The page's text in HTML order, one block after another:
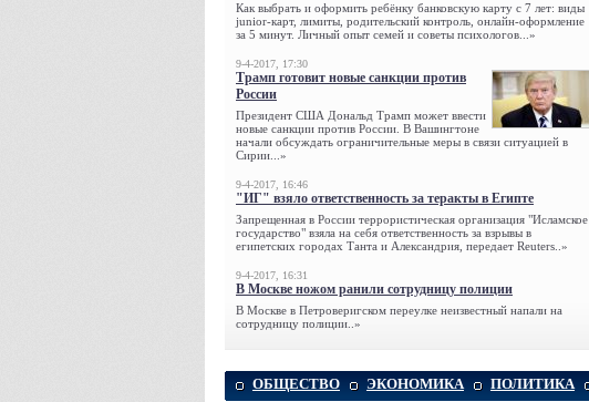
Как выбрать и оформить ребёнку банковскую карту с 7 лет: виды
junior-карт, лимиты, родительский контроль, онлайн-оформление
за 5 минут. Личный опыт семей и советы психологов...»
9-4-2017, 17:30
Трамп готовит новые санкции против
России
Президент США Дональд Трамп может ввести
новые санкции против России. В Вашингтоне
начали обсуждать ограничительные меры в связи ситуацией в
Сирии...»
9-4-2017, 16:46
"ИГ" взяло ответственность за теракты в Египте
Запрещенная в России террористическая организация "Исламское
государство" взяла на себя ответственность за взрывы в
египетских городах Танта и Александрия, передает Reuters..»
9-4-2017, 16:31
В Москве ножом ранили сотрудницу полиции
В Москве в Петроверигском переулке неизвестный напали на
сотрудницу полиции..»
ОБЩЕСТВО ЭКОНОМИКА ПОЛИТИКА